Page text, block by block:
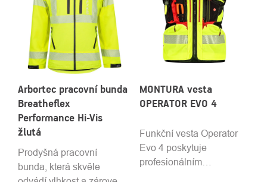
Arbortec pracovní bunda
Breatheflex
Performance Hi-Vis
žlutá
Prodyšná pracovní
bunda, která skvěle
MONTURA vesta
OPERATOR EVO 4
Funkční vesta Operator
Evo 4 poskytuje
profesionálním